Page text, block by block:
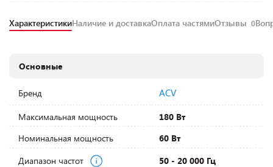
ХарактеристикиНаличие и доставкаОплата частямиОтзывы 0
Основные
Бренд ACV
Максимальная мощность
180 Вт
Номинальная мощность
60 Вт
Диапазон частот
50 - 20 000 Гц